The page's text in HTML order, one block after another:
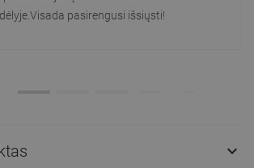
pasirengusi išsiųsti!
